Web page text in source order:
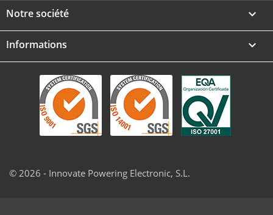
Notre société 
Informations keyboard_arrow_down
© 2026 - Innovate Powering Electronic, S.L.